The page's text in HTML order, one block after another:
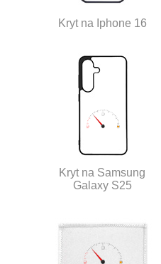
Kryt na Iphone 16
Kryt na Samsung
Galaxy S25